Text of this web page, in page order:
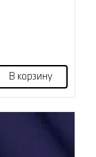
В корзину